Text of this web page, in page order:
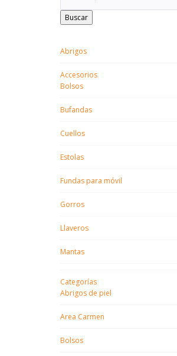
Buscar
Abrigos
Accesorios
Bolsos
Bufandas
Cuellos
Estolas
Fundas para móvil
Gorros
Llaveros
Mantas
Categorías
Abrigos de piel
Area Carmen
Bolsos